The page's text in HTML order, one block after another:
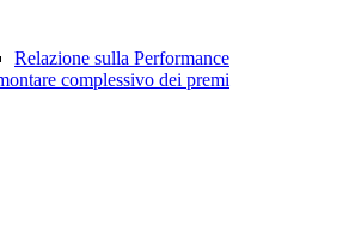
Relazione sulla Performance
complessivo dei premi